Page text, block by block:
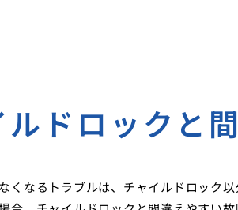
ルドロックと
くなるトラブルは、チャイルドロック